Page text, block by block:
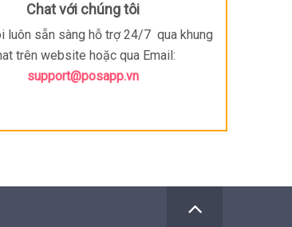
Chat với chúng tôi
luôn sẵn sàng hỗ trợ 24/7 qua khung
trên website hoặc qua Email:
support@posapp.vn